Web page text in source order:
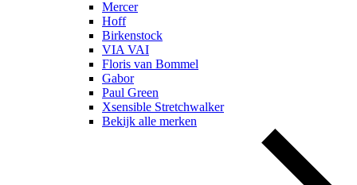
Mercer
Hoff
Birkenstock
VIA VAI
Floris van Bommel
Gabor
Paul Green
Xsensible Stretchwalker
Bekijk alle merken